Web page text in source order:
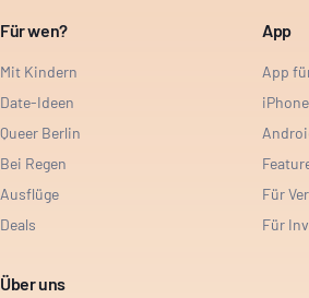
Für wen?
Mit Kindern
Date-Ideen
Queer Berlin
Bei Regen
Ausflüge
Deals
App
App
Für
Für
Über uns